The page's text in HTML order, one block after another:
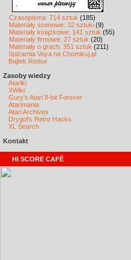
Czasopisma: 714 sztuk (185)
Materiały scenowe: 32 sztuki (9)
Materiały książkowe: 141 sztuk (55)
Materiały firmowe: 27 sztuk (20)
Materiały o grach: 351 sztuk (211)
Spiżarnia Voya na Chomikuj.pl
Bajtek Redux
Zasoby wiedzy
Atariki
XWiki
Gury's Atari 8-bit Forever
Atarimania
Atari Archives
Drygol's Retro Hacks
XL Search
Kontakt
HI SCORE CAFÉ